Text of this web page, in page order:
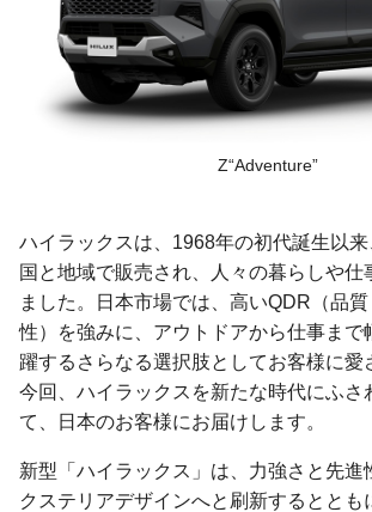
Z“Adventure”
ハイラックスは、1968年の初代誕生以
国と地域で販売され、人々の暮らしや仕
ました。日本市場では、高いQDR（品
性）を強みに、アウトドアから仕事まで
躍するさらなる選択肢としてお客様に愛
今回、ハイラックスを新たな時代にふさ
て、日本のお客様にお届けします。
新型「ハイラックス」は、力強さと先進
クステリアデザインへと刷新するととも